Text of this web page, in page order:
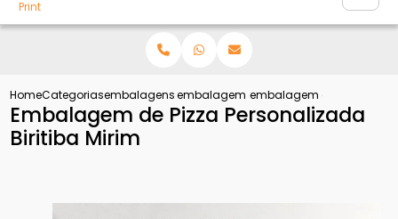
HomeCategoriasembalagens para pizzaembalagem de pizza personalizada
embalagem de pizza
Embalagem de Pizza Personalizada
Biritiba Mirim